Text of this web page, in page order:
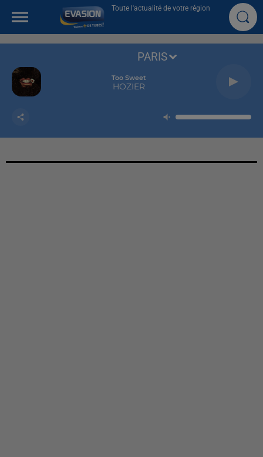
Toute l'actualité de votre région
Too Sweet
HOZIER
PARIS